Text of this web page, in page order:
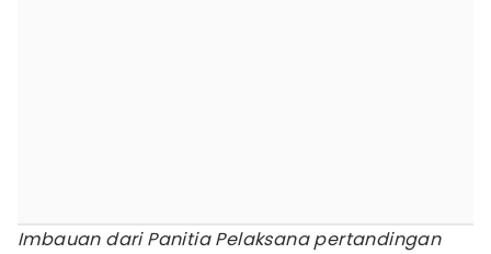
Imbauan dari Panitia Pelaksana pertandingan